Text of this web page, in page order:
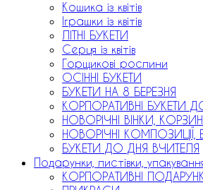
Кошика із квітів
Іграшки із квітів
ЛІТНІ БУКЕТИ
Серця із квітів
Горщикові рослини
ОСІННІ БУКЕТИ
БУКЕТИ НА 8 БЕРЕЗНЯ
КОРПОРАТИВНІ БУКЕТИ
НОВОРІЧНІ ВІНКИ,
НОВОРІЧНІ КОМПОЗИЦІЇ,
БУКЕТИ ДО ДНЯ ВЧИТЕЛЯ
Подарунки, листівки,
КОРПОРАТИВНІ